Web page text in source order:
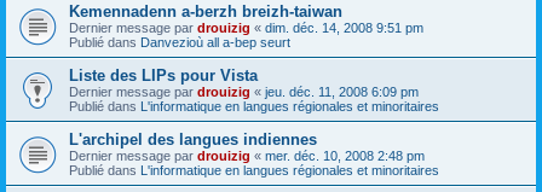
Kemennadenn a-berzh breizh-taiwan
Dernier message par drouizig « dim. déc. 14, 2008 9:51 pm
Publié dans Danvezioù all a-bep seurt
Liste des LIPs pour Vista
Dernier message par drouizig « jeu. déc. 11, 2008 6:09 pm
Publié dans L'informatique en langues régionales et minoritaires
L'archipel des langues indiennes
Dernier message par drouizig « mer. déc. 10, 2008 2:48 pm
Publié dans L'informatique en langues régionales et minoritaires